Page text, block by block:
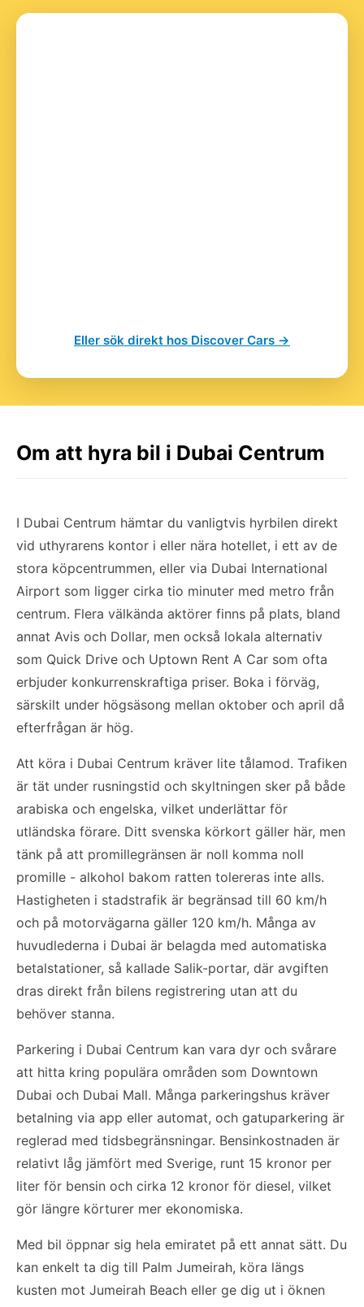
Eller sök direkt hos Discover Cars →
Om att hyra bil i Dubai Centrum
I Dubai Centrum hämtar du vanligtvis hyrbilen direkt
vid uthyrarens kontor i eller nära hotellet, i ett av de
stora köpcentrummen, eller via Dubai International
Airport som ligger cirka tio minuter med metro från
centrum. Flera välkända aktörer finns på plats, bland
annat Avis och Dollar, men också lokala alternativ
som Quick Drive och Uptown Rent A Car som ofta
erbjuder konkurrenskraftiga priser. Boka i förväg,
särskilt under högsäsong mellan oktober och april då
efterfrågan är hög.
Att köra i Dubai Centrum kräver lite tålamod. Trafiken
är tät under rusningstid och skyltningen sker på både
arabiska och engelska, vilket underlättar för
utländska förare. Ditt svenska körkort gäller här, men
tänk på att promillegränsen är noll komma noll
promille - alkohol bakom ratten tolereras inte alls.
Hastigheten i stadstrafik är begränsad till 60 km/h
och på motorvägarna gäller 120 km/h. Många av
huvudlederna i Dubai är belagda med automatiska
betalstationer, så kallade Salik-portar, där avgiften
dras direkt från bilens registrering utan att du
behöver stanna.
Parkering i Dubai Centrum kan vara dyr och svårare
att hitta kring populära områden som Downtown
Dubai och Dubai Mall. Många parkeringshus kräver
betalning via app eller automat, och gatuparkering är
reglerad med tidsbegränsningar. Bensinkostnaden är
relativt låg jämfört med Sverige, runt 15 kronor per
liter för bensin och cirka 12 kronor för diesel, vilket
gör längre körturer mer ekonomiska.
Med bil öppnar sig hela emiratet på ett annat sätt. Du
kan enkelt ta dig till Palm Jumeirah, köra längs
kusten mot Jumeirah Beach eller ge dig ut i öknen